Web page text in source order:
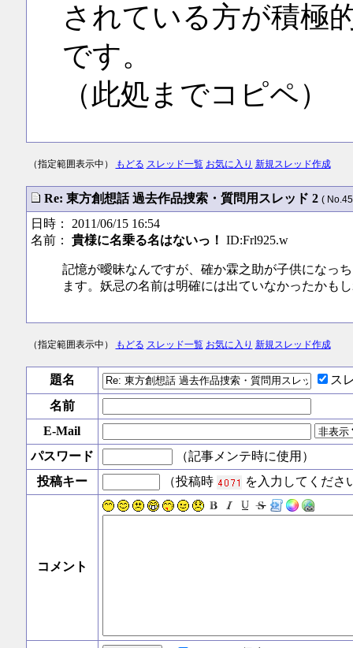
されている方が積極
です。
（此処までコピペ）
（指定範囲表示中） もどる スレッド一覧 お気に入り 新規スレッド作成
Re: 東方創想話 過去作品捜索・質問用スレッド 2 (
日時： 2011/06/15 16:54
名前： 貴様に名乗る名はないっ！ ID:Frl925.w
記憶が曖昧なんですが、確か霖之助が子供になっ
ます。妖忌の名前は明確には出ていなかったかも
（指定範囲表示中） もどる スレッド一覧 お気に入り 新規スレッド作成
題名
ス
名前
E-Mail
パスワード
（記事メンテ時に使用）
投稿キー
（投稿時 を入力してくださ
コメント